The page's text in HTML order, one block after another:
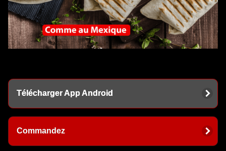
Télécharger App Android
Commandez